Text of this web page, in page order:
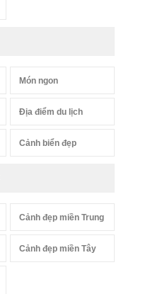
Món ngon
Địa điểm du lịch
Cảnh biển đẹp
Cảnh đẹp miền Trung
Cảnh đẹp miền Tây